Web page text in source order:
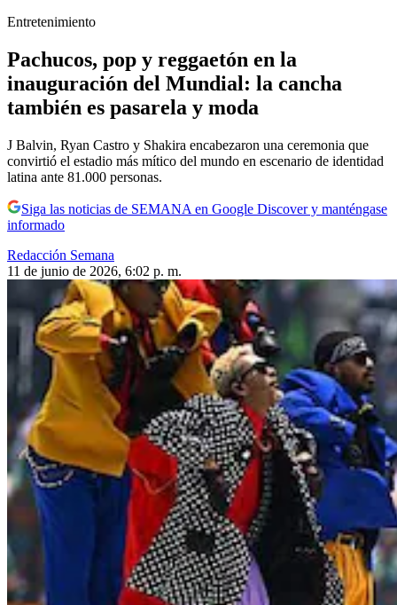
Entretenimiento
Pachucos, pop y reggaetón en la
inauguración del Mundial: la cancha
también es pasarela y moda
J Balvin, Ryan Castro y Shakira encabezaron una ceremonia que
convirtió el estadio más mítico del mundo en escenario de identidad
latina ante 81.000 personas.
Siga las noticias de SEMANA en Google Discover y manténgase
informado
Redacción Semana
11 de junio de 2026, 6:02 p. m.